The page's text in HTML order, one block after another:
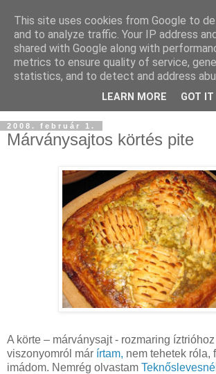
2008. február 1.
Márványsajtos körtés pite
A körte – márványsajt - rozmaring
viszonyomról már írtam, nem tehetek róla,
imádom. Nemrég olvastam Teknőslevesnél
This site uses cookies from Google to
and to analyze traffic. Your IP address
shared with Google along with
metrics to ensure quality of service,
statistics, and to detect and address
LEARN MORE GOT IT